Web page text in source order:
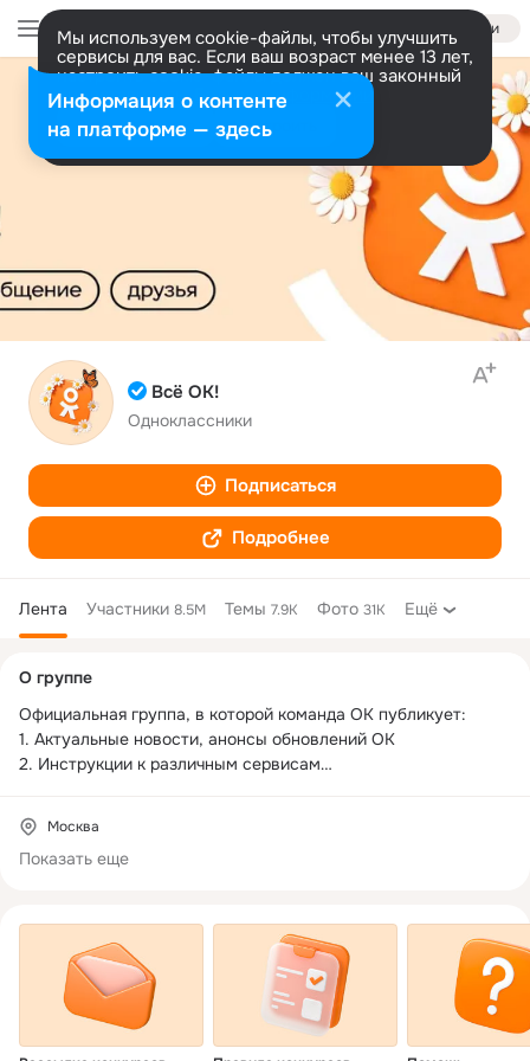
Войти
Мы используем cookie-файлы, чтобы улучшить
сервисы для вас. Если ваш возраст менее 13 лет,
настроить cookie-файлы должен ваш законный
представитель. Больше информации
Разрешить все Настроить
Всё ОК!
Одноклассники
Подписаться
Подробнее
Лента Участники 8.5M Темы 7.9K Фото 31K Ещё
колонка
О группе
Официальная группа, в которой команда ОК публикует:
1. Актуальные новости, анонсы обновлений ОК
2. Инструкции к различным сервисам
включено», «Невидимку» и подписку на музыку
Будьте в курсе последних новинок ОК, активно участвуйте в
Москва
Показать еще
Информация о контенте
на платформе — здесь